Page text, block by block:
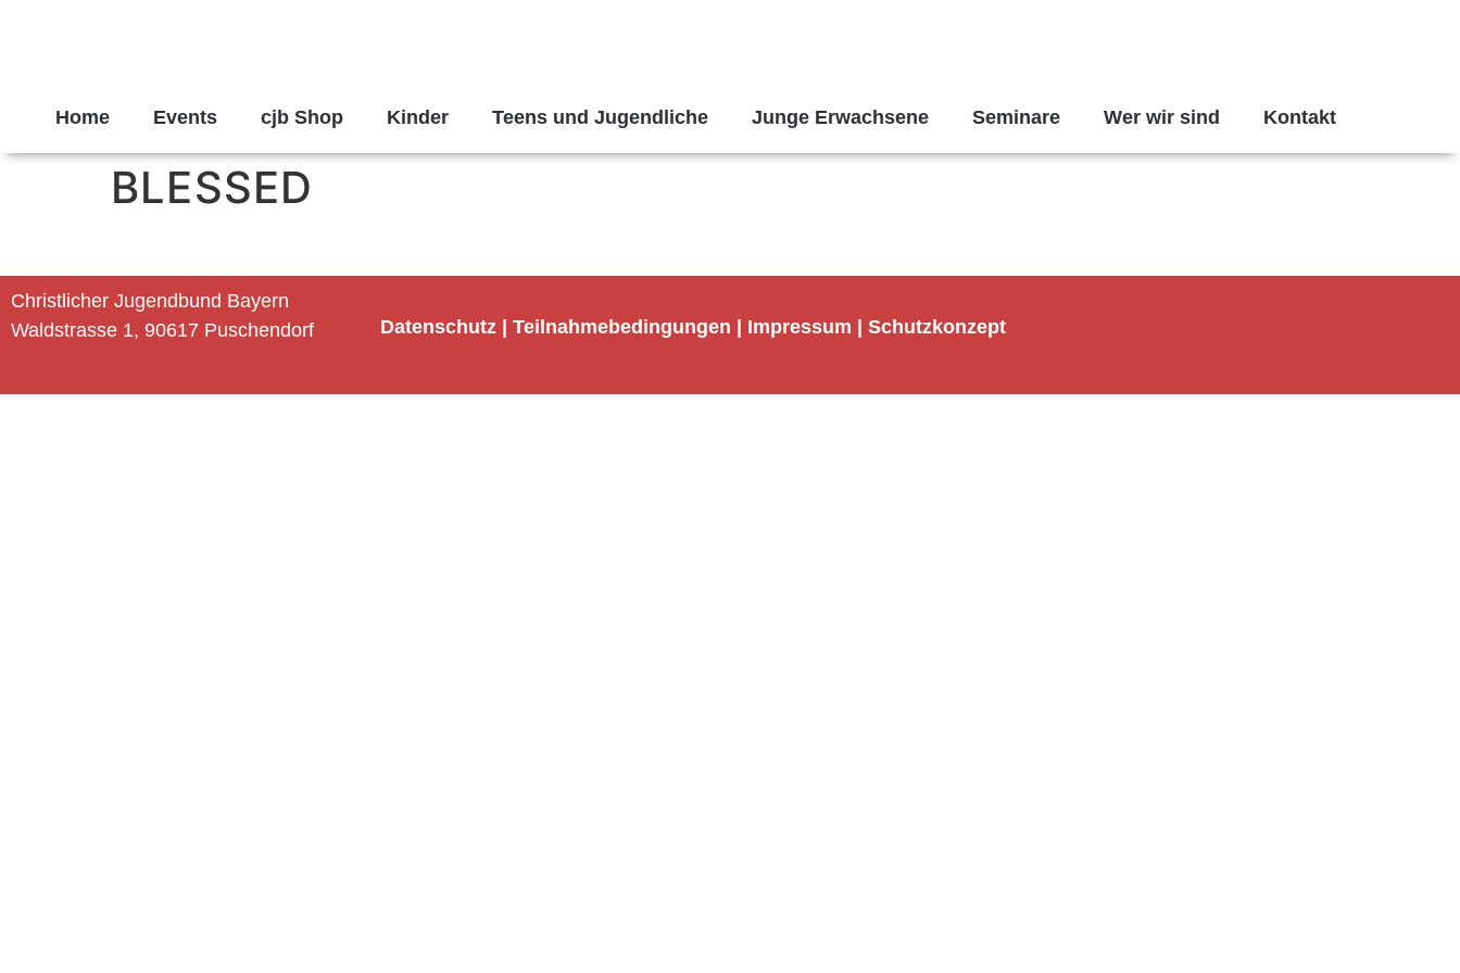
Home Events cjb Shop Kinder Teens und Jugendliche Junge Erwachsene Seminare Wer wir sind Kontakt
BLESSED
Christlicher Jugendbund Bayern
Waldstrasse 1, 90617 Puschendorf
Datenschutz| Teilnahmebedingungen | Impressum | Schutzkonzept